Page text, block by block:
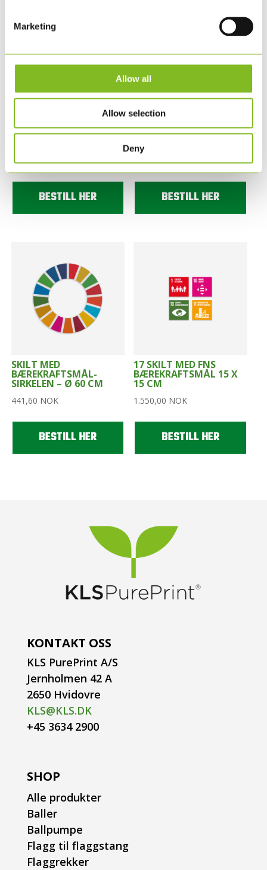
Marketing
Allow all
Allow selection
Deny
17 SKILT MED FNS
BÆREKRAFTSMÅL 30 X
4.190,00NOK
BESTILL HER
1 SKILT MED FNS
BÆREKRAFTSMÅL 30 CM
X 30 CM
273,00NOK
BESTILL HER
SKILT MED
BÆREKRAFTSMÅL-
SIRKELEN – Ø 60 CM
441,60 NOK
BESTILL HER
17 SKILT MED FNS
BÆREKRAFTSMÅL 15 X
15 CM
1.550,00 NOK
BESTILL HER
KONTAKT OSS
KLS PurePrint A/S
Jernholmen 42 A
2650 Hvidovre
KLS@KLS.DK
+45 3634 2900
SHOP
Alle produkter
Baller
Ballpumpe
Flagg til flaggstang
Flaggrekker